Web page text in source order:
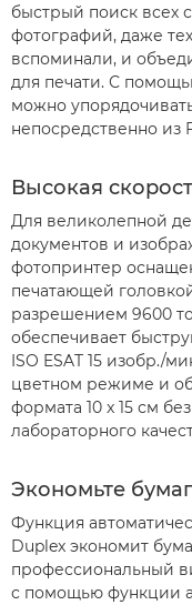
быстрый поиск всех
фотографий, даже
вспоминали, и
для печати. С
можно
непосредственно из
Высокая
Для великолепной
документов и
фотопринтер
печатающей
разрешением 9600
обеспечивает
ISO ESAT 15 изобр./
цветном режиме и
формата 10 x 15 см
лабораторного
Экономьте
Функция
Duplex экономит
профессиональный
с помощью функции